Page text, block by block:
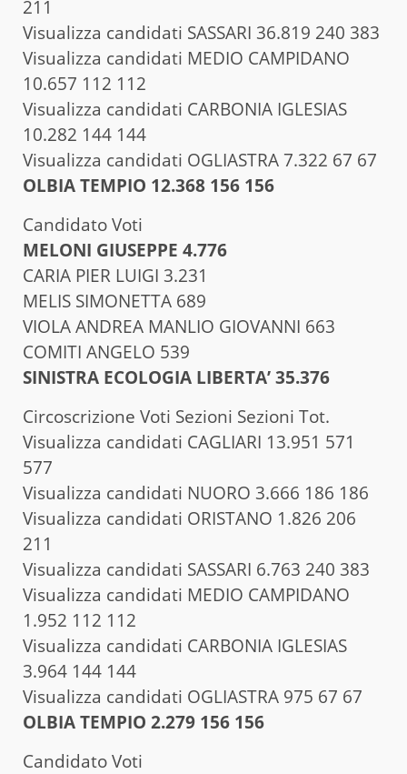
211
Visualizza candidati SASSARI 36.819 240 383
Visualizza candidati MEDIO CAMPIDANO
10.657 112 112
Visualizza candidati CARBONIA IGLESIAS
10.282 144 144
Visualizza candidati OGLIASTRA 7.322 67 67
OLBIA TEMPIO 12.368 156 156
Candidato Voti
MELONI GIUSEPPE 4.776
CARIA PIER LUIGI 3.231
MELIS SIMONETTA 689
VIOLA ANDREA MANLIO GIOVANNI 663
COMITI ANGELO 539
SINISTRA ECOLOGIA LIBERTA’ 35.376
Circoscrizione Voti Sezioni Sezioni Tot.
Visualizza candidati CAGLIARI 13.951 571
577
Visualizza candidati NUORO 3.666 186 186
Visualizza candidati ORISTANO 1.826 206
211
Visualizza candidati SASSARI 6.763 240 383
Visualizza candidati MEDIO CAMPIDANO
1.952 112 112
Visualizza candidati CARBONIA IGLESIAS
3.964 144 144
Visualizza candidati OGLIASTRA 975 67 67
OLBIA TEMPIO 2.279 156 156
Candidato Voti